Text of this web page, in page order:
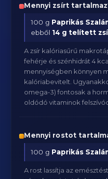
Mennyi zsírt
100 g Paprikás
ebből 14 g telített
A zsír kalóriasűrű
fehérje és szénhidrát 4
mennyiségben könnyen
kalóriabevitelt.
omega-3) fontosak a
oldódó vitaminok
Mennyi rostot
100 g Paprikás
A rost lassítja az